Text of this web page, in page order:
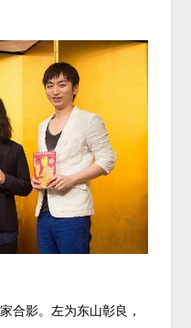
合影。左为东山彰良，